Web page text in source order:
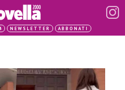
NEWSLETTER ABBONATI